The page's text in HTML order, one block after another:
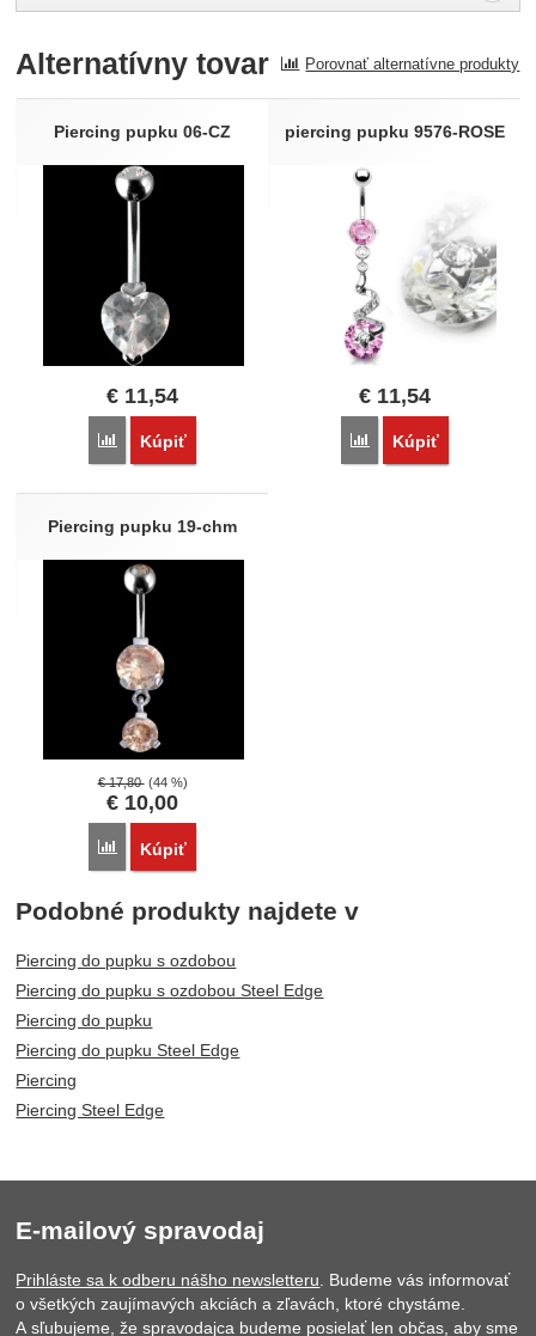
Recenzia
Alternatívny tovar Porovnať alternatívne produkty
Piercing pupku 06-CZ
€ 11,54
Porovnať
Kúpiť
piercing pupku 9576-ROSE
€11,54
Porovnať
Kúpiť
Piercing pupku 19-chm
€17,80 (44 %)
€ 10,00
Porovnať
Kúpiť
Podobné produkty najdete v
Piercing do pupku s ozdobou
Piercing do pupku s ozdobou Steel Edge
Piercing do pupku
Piercing do pupku Steel Edge
Piercing
Piercing Steel Edge
E-mailový spravodaj
Prihláste sa k odberu nášho newsletteru. Budeme vás informovať
o všetkých zaujímavých akciách a zľavách, ktoré chystáme.
A sľubujeme, že spravodajca budeme posielať len občas, aby sme